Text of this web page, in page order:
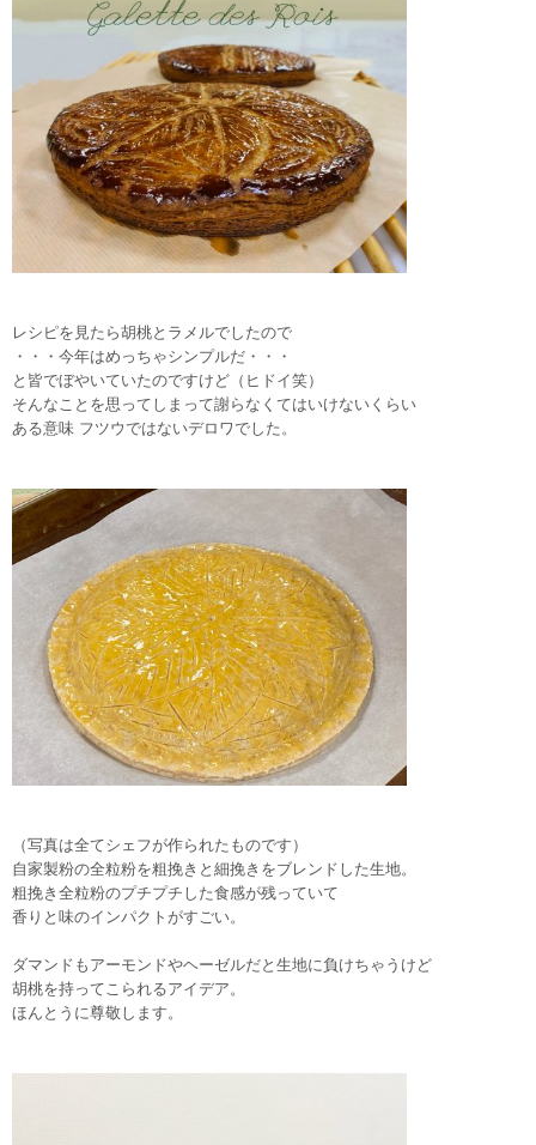
レシピを見たら胡桃とラメルでしたので
・・・今年はめっちゃシンプルだ・・・
と皆でぼやいていたのですけど（ヒドイ笑）
そんなことを思ってしまって謝らなくてはいけないくらい
ある意味 フツウではないデロワでした。
（写真は全てシェフが作られたものです）
自家製粉の全粒粉を粗挽きと細挽きをブレンドした生地。
粗挽き全粒粉のプチプチした食感が残っていて
香りと味のインパクトがすごい。
ダマンドもアーモンドやヘーゼルだと生地に負けちゃうけど
胡桃を持ってこられるアイデア。
ほんとうに尊敬します。